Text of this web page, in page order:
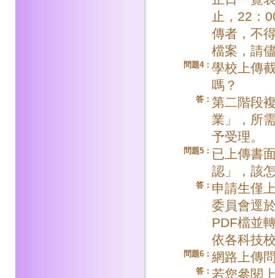
止，22：
傳者，不
檔案，請
問題4： 學校上傳
嗎？
答： 第二階段
業」，所
予受理。
問題5： 已上傳書
認」，該
答： 申請生僅
委員會逕
PDF檔並
依各科技
問題6： 網路上傳
答： 若您參閱